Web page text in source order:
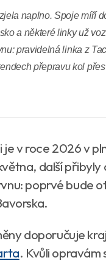
naplno. Spoje míří
a některé linky už
pravidelná linka z
přepravu kol
je v roce 2026 v
další přibyly
poprvé bude
doporučuje
. Kvůli opravám